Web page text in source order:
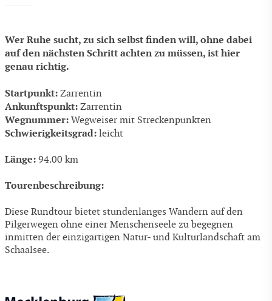
Wer Ruhe sucht, zu sich selbst finden will, ohne dabei
auf den nächsten Schritt achten zu müssen, ist hier
genau richtig.
Startpunkt: Zarrentin
Ankunftspunkt: Zarrentin
Wegnummer: Wegweiser mit Streckenpunkten
Schwierigkeitsgrad: leicht
Länge: 94.00 km
Tourenbeschreibung:
Diese Rundtour bietet stundenlanges Wandern auf den
Pilgerwegen ohne einer Menschenseele zu begegnen
inmitten der einzigartigen Natur- und Kulturlandschaft am
Schaalsee.